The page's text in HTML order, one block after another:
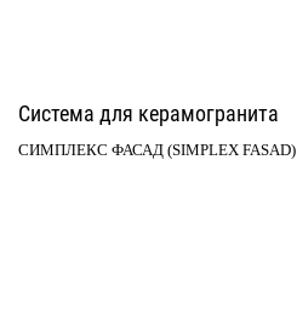
Система для керамогранита
СИМПЛЕКС ФАСАД (SIMPLEX FASAD)